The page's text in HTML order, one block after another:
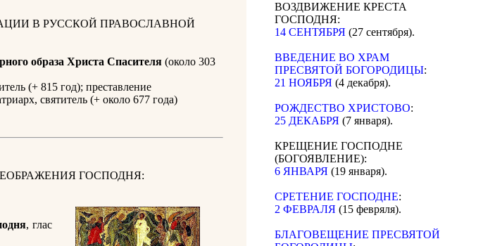
В РУССКОЙ ПРАВОСЛАВНОЙ
образа Христа Спасителя (около 303
(+ 815 год); преставление
святитель (+ около 677 года)
ГОСПОДНЯ:
, глас
ВОЗДВИЖЕНИЕ КРЕСТА
ГОСПОДНЯ:
14 СЕНТЯБРЯ (27 сентября).
ВВЕДЕНИЕ ВО ХРАМ
ПРЕСВЯТОЙ БОГОРОДИЦЫ:
21 НОЯБРЯ (4 декабря).
РОЖДЕСТВО ХРИСТОВО:
25 ДЕКАБРЯ (7 января).
КРЕЩЕНИЕ ГОСПОДНЕ
(БОГОЯВЛЕНИЕ):
6 ЯНВАРЯ (19 января).
СРЕТЕНИЕ ГОСПОДНЕ:
2 ФЕВРАЛЯ (15 февряля).
БЛАГОВЕЩЕНИЕ ПРЕСВЯТОЙ